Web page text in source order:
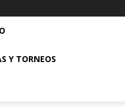
Y TORNEOS